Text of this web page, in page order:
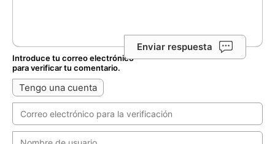
Enviar respuesta
Introduce tu correo electrónico
para verificar tu comentario.
Tengo una cuenta